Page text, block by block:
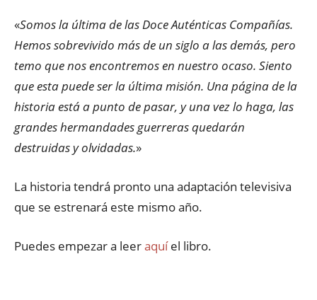
«Somos la última de las Doce Auténticas Compañías.
Hemos sobrevivido más de un siglo a las demás, pero
temo que nos encontremos en nuestro ocaso. Siento
que esta puede ser la última misión. Una página de la
historia está a punto de pasar, y una vez lo haga, las
grandes hermandades guerreras quedarán
destruidas y olvidadas.»
La historia tendrá pronto una adaptación televisiva
que se estrenará este mismo año.
Puedes empezar a leeraquíel libro.